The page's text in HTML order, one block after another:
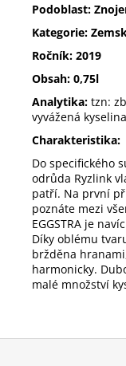
Podoblast:
Kategorie:
Ročník: 2019
Obsah: 0,75l
Analytika: tzn:
vyvážená
Charakteristika:
Do specifického
odrůda Ryzlink
patří. Na první
poznáte mezi
EGGSTRA je
Díky oblému
bržděna
harmonicky.
malé množství
Z